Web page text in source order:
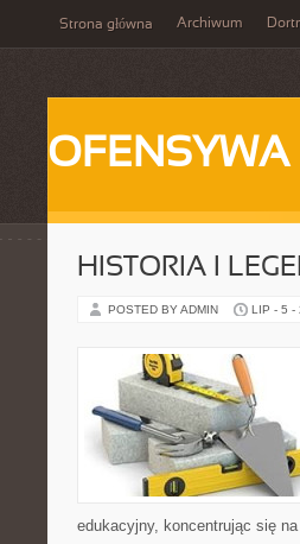
Strona główna Archiwum
OFENSYWA
HISTORIA I
POSTED BY ADMIN LIP - 5 -
edukacyjny, koncentrując się